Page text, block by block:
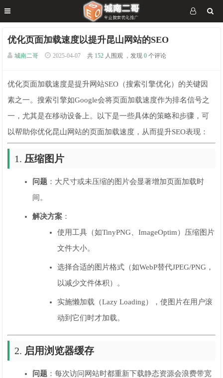
优化页面加载速度以提升昆山网站的SEO
城南二哥 2025-04-07 共 152 人围观 ，发现 0 个评论
优化页面加载速度是提升网站SEO（搜索引擎优化）的关键因
素之一。搜索引擎如Google会将页面加载速度作为排名信号之
一，尤其是在移动设备上。以下是一些具体的策略和步骤，可
以帮助你优化昆山网站的页面加载速度，从而提升SEO表现：
1. 压缩图片
问题 ：大尺寸或未压缩的图片会显著增加页面加载时
间。
解决方案 ：
使用工具（如TinyPNG、ImageOptim）压缩图片
文件大小。
选择合适的图片格式（如WebP替代JPEG/PNG，
以减少文件体积）。
实施懒加载（Lazy Loading），使图片在用户滚
动到它们时才加载。
2. 启用浏览器缓存
问题 ：每次访问网站时都重新下载静态资源会浪费带宽